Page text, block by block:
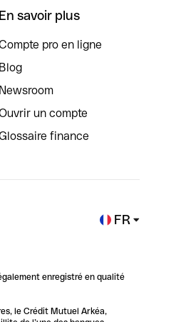
En savoir plus
pro en ligne
Blog
Newsroom
un compte
finance
FR
enregistré en qualité
le Crédit Mutuel Arkéa,